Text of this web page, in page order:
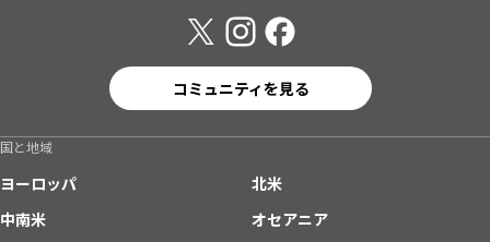
コミュニティを見る
国と地域
ヨーロッパ
北米
中南米
オセアニア